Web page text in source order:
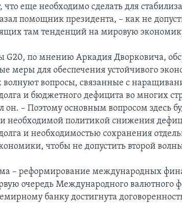
что еще необходимо сделать для
помощник президента, – как не
там тенденций на мировую
G20, по мнению Аркадия Дворковича,
меры для обеспечения устойчивого
волнуют вопросы, связанные с
и бюджетного дефицита во многих
он. – Поэтому основным вопросом здесь
необходимой политикой снижения
и необходимостью сохранения
чтобы не допустить второй
– реформирование международных
очередь Международного валютного
банку достигнута